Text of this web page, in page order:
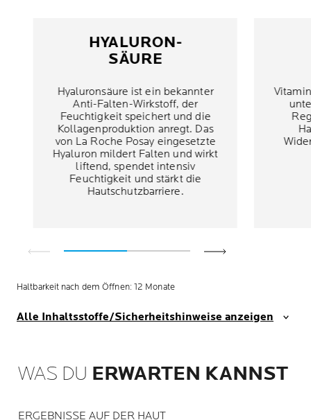
HYALURON-
SÄURE
Hyaluronsäure ist ein bekannter
Anti-Falten-Wirkstoff, der
Feuchtigkeit speichert und die
Kollagenproduktion anregt. Das
von La Roche Posay eingesetzte
Hyaluron mildert Falten und wirkt
liftend, spendet intensiv
Feuchtigkeit und stärkt die
Hautschutzbarriere.
Haltbarkeit nach dem Öffnen: 12 Monate
Alle Inhaltsstoffe/Sicherheitshinweise anzeigen
WAS DU ERWARTEN KANNST
ERGEBNISSE AUF DER HAUT